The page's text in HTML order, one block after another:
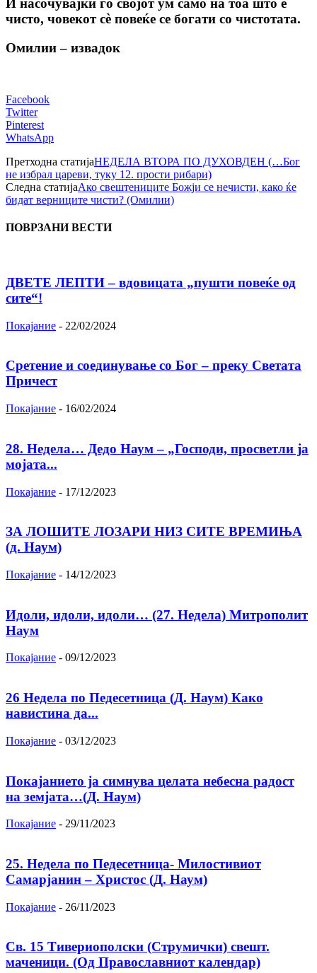
И насочувајќи го својот ум само на тоа што е
чисто, човекот сѐ повеќе се богати co чистотата.
Омилии – извадок
Facebook
Twitter
Pinterest
WhatsApp
Претходна статијаНЕДЕЛА ВТОРА ПО ДУХОВДЕН (…Бог
не избрал цареви, туку 12. прости рибари)
Следна статијаАко свештениците Божји се нечисти, како ќе
бидат верниците чисти? (Омилии)
ПОВРЗАНИ ВЕСТИ
ДВЕТЕ ЛЕПТИ – вдовицата „пушти повеќе од
сите“!
Покајание - 22/02/2024
Сретение и соединување со Бог – преку Светата
Причест
Покајание - 16/02/2024
28. Недела… Дедо Наум – „Господи, просветли ја
мојата...
Покајание - 17/12/2023
ЗА ЛОШИТЕ ЛОЗАРИ НИЗ СИТЕ ВРЕМИЊА
(д. Наум)
Покајание - 14/12/2023
Идоли, идоли, идоли… (27. Недела) Митрополит
Наум
Покајание - 09/12/2023
26 Недела по Педесетница (Д. Наум) Како
навистина да...
Покајание - 03/12/2023
Покајанието ја симнува целата небесна радост
на земјата…(Д. Наум)
Покајание - 29/11/2023
25. Недела по Педесетница- Милостивиот
Самарјанин – Христос (Д. Наум)
Покајание - 26/11/2023
Св. 15 Тивeриoпoлски (Струмички) свeшт.
маченици. (Од Православниот календар)